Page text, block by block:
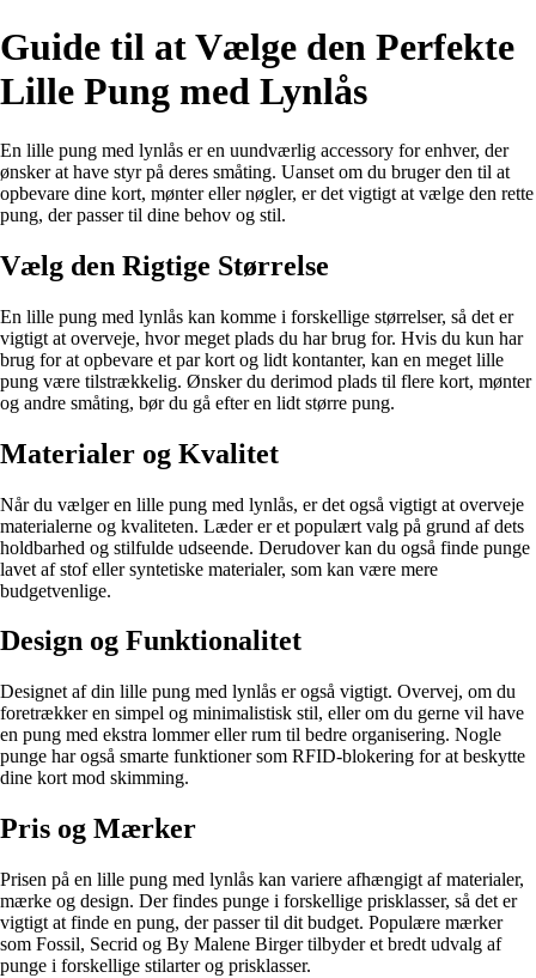
Guide til at Vælge den Perfekte
Lille Pung med Lynlås
En lille pung med lynlås er en uundværlig accessory for enhver, der
ønsker at have styr på deres småting. Uanset om du bruger den til at
opbevare dine kort, mønter eller nøgler, er det vigtigt at vælge den rette
pung, der passer til dine behov og stil.
Vælg den Rigtige Størrelse
En lille pung med lynlås kan komme i forskellige størrelser, så det er
vigtigt at overveje, hvor meget plads du har brug for. Hvis du kun har
brug for at opbevare et par kort og lidt kontanter, kan en meget lille
pung være tilstrækkelig. Ønsker du derimod plads til flere kort, mønter
og andre småting, bør du gå efter en lidt større pung.
Materialer og Kvalitet
Når du vælger en lille pung med lynlås, er det også vigtigt at overveje
materialerne og kvaliteten. Læder er et populært valg på grund af dets
holdbarhed og stilfulde udseende. Derudover kan du også finde punge
lavet af stof eller syntetiske materialer, som kan være mere
budgetvenlige.
Design og Funktionalitet
Designet af din lille pung med lynlås er også vigtigt. Overvej, om du
foretrækker en simpel og minimalistisk stil, eller om du gerne vil have
en pung med ekstra lommer eller rum til bedre organisering. Nogle
punge har også smarte funktioner som RFID-blokering for at beskytte
dine kort mod skimming.
Pris og Mærker
Prisen på en lille pung med lynlås kan variere afhængigt af materialer,
mærke og design. Der findes punge i forskellige prisklasser, så det er
vigtigt at finde en pung, der passer til dit budget. Populære mærker
som Fossil, Secrid og By Malene Birger tilbyder et bredt udvalg af
punge i forskellige stilarter og prisklasser.